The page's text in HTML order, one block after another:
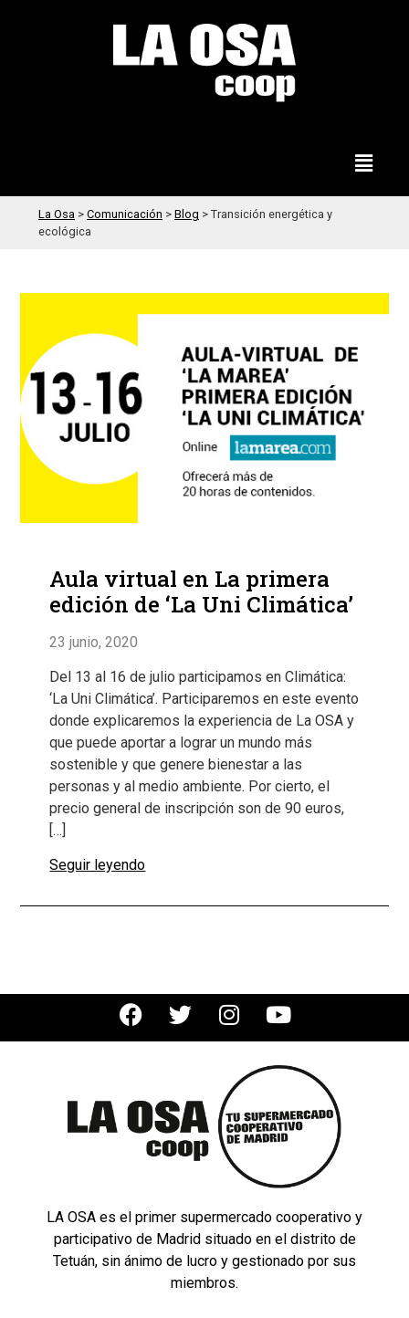
La Osa > Comunicación > Blog > Transición energética y
ecológica
Aula virtual en La primera
edición de ‘La Uni Climática’
23 junio, 2020
Del 13 al 16 de julio participamos en Climática:
‘La Uni Climática’. Participaremos en este evento
donde explicaremos la experiencia de La OSA y
que puede aportar a lograr un mundo más
sostenible y que genere bienestar a las
personas y al medio ambiente. Por cierto, el
precio general de inscripción son de 90 euros,
[…]
Seguir leyendo
LA OSA es el primer supermercado cooperativo y
participativo de Madrid situado en el distrito de
Tetuán, sin ánimo de lucro y gestionado por sus
miembros.